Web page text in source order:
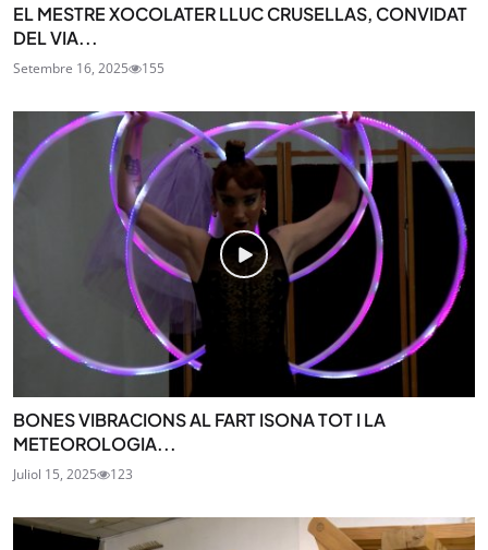
EL MESTRE XOCOLATER LLUC CRUSELLAS, CONVIDAT
DEL VIA...
Setembre 16, 2025 155
BONES VIBRACIONS AL FART ISONA TOT I LA
METEOROLOGIA...
Juliol 15, 2025 123